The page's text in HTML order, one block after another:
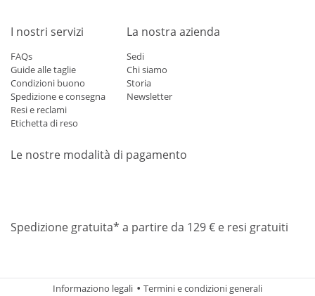
I nostri servizi
FAQs
Guide alle taglie
Condizioni buono
Spedizione e consegna
Resi e reclami
Etichetta di reso
La nostra azienda
Sedi
Chi siamo
Storia
Newsletter
Le nostre modalità di pagamento
Spedizione gratuita* a partire da 129 € e resi gratuiti
Informaziono legali
Termini e condizioni generali